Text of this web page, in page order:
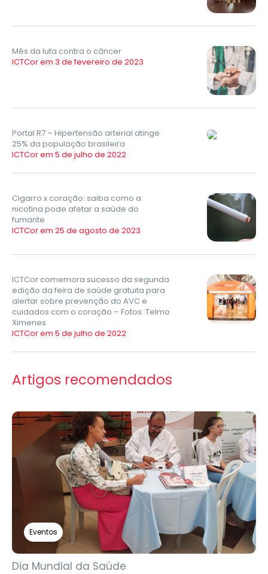
Mês da luta contra o câncer
ICTCor em 3 de fevereiro de 2023
Portal R7 – Hipertensão arterial atinge
25% da população brasileira
ICTCor em 5 de julho de 2022
Cigarro x coração: saiba como a
nicotina pode afetar a saúde do
fumante
ICTCor em 25 de agosto de 2023
ICTCor comemora sucesso da segunda
edição da feira de saúde gratuita para
alertar sobre prevenção do AVC e
cuidados com o coração – Fotos: Telmo
Ximenes
ICTCor em 5 de julho de 2022
Artigos recomendados
Eventos
Dia Mundial da Saúde